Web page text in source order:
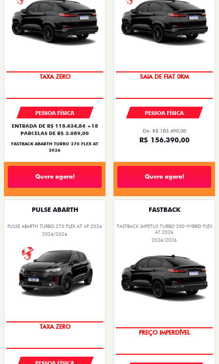
TAXA ZERO
PESSOA FÍSICA
ENTRADA DE R$ 118.434,84 +18
PARCELAS DE R$ 3.089,00
FASTBACK ABARTH TURBO 270 FLEX AT
2026
Quero agora!
SAIA DE FIAT 0KM
PESSOA FÍSICA
De: R$ 183.490,00
R$ 156.390,00
Quero agora!
PULSE ABARTH
PULSE ABARTH TURBO 270 FLEX AT 4P 2026
2026/2026
TAXA ZERO
FASTBACK
FASTBACK IMPETUS TURBO 200 HYBRID FLEX
AT 2026
2026/2026
PREÇO IMPERDÍVEL